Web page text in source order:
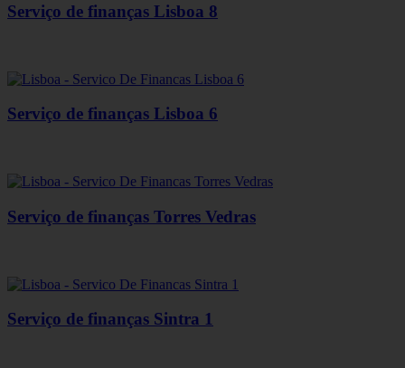
Serviço de finanças Lisboa 8
Serviço de finanças Lisboa 6
Serviço de finanças Torres Vedras
Serviço de finanças Sintra 1